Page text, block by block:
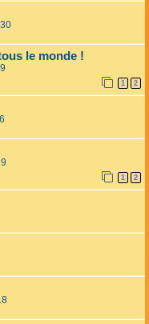
le monde !
1 2
1 2